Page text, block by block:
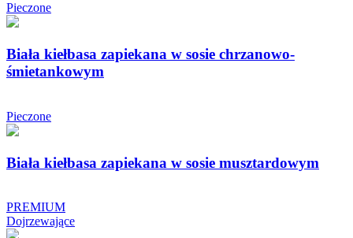
Pieczone
Biała kiełbasa zapiekana w sosie chrzanowo-
śmietankowym
Pieczone
Biała kiełbasa zapiekana w sosie musztardowym
PREMIUM
Dojrzewające